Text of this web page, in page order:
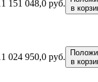
1 151 048,0 руб.
в
1 024 950,0 руб.
в